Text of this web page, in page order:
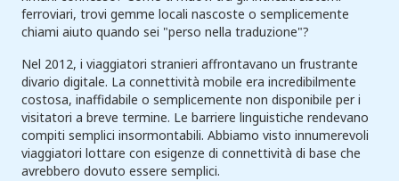
ferroviari, trovi gemme locali nascoste o semplicemente
chiami aiuto quando sei "perso nella traduzione"?
Nel 2012, i viaggiatori stranieri affrontavano un frustrante
divario digitale. La connettività mobile era incredibilmente
costosa, inaffidabile o semplicemente non disponibile per i
visitatori a breve termine. Le barriere linguistiche rendevano
compiti semplici insormontabili. Abbiamo visto innumerevoli
viaggiatori lottare con esigenze di connettività di base che
avrebbero dovuto essere semplici.